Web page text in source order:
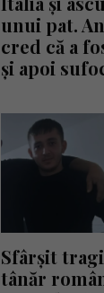
unui pat.
cred că a
și apoi
Sfârșit
tânăr